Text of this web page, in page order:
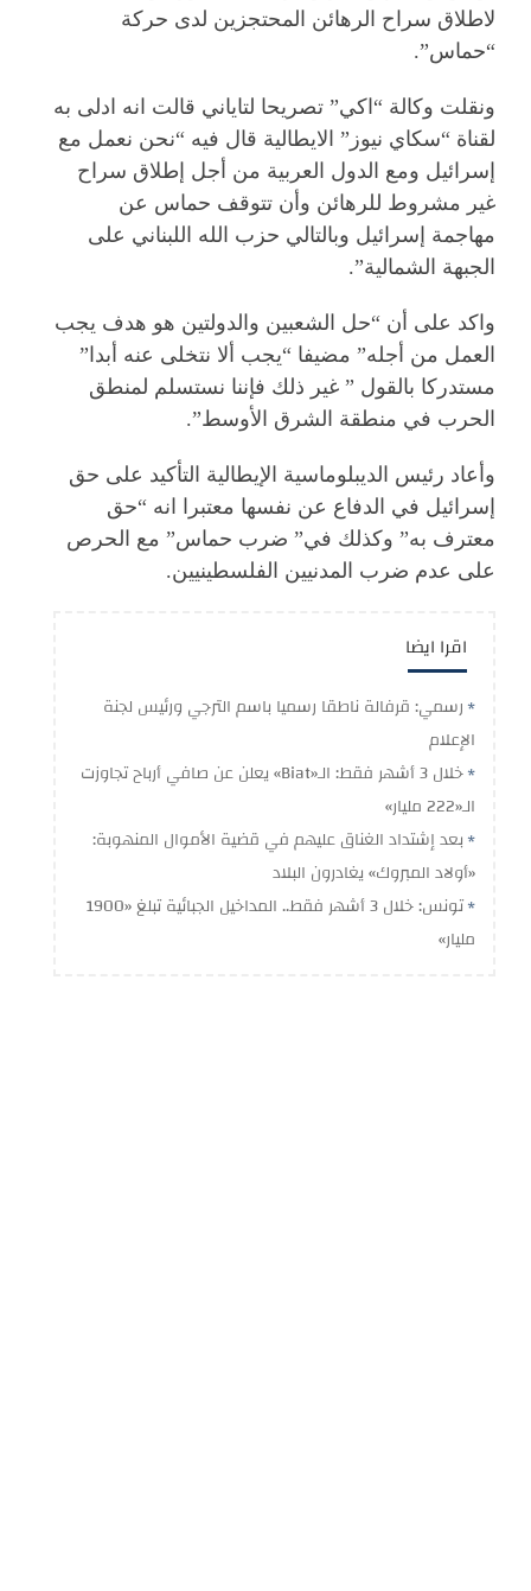
لاطلاق سراح الرهائن المحتجزين لدى حركة
“حماس”.
ونقلت وكالة “اكي” تصريحا لتاياني قالت انه ادلى به
لقناة “سكاي نيوز” الايطالية قال فيه “نحن نعمل مع
إسرائيل ومع الدول العربية من أجل إطلاق سراح
غير مشروط للرهائن وأن تتوقف حماس عن
مهاجمة إسرائيل وبالتالي حزب الله اللبناني على
الجبهة الشمالية”.
واكد على أن “حل الشعبين والدولتين هو هدف يجب
العمل من أجله” مضيفا “يجب ألا نتخلى عنه أبدا”
مستدركا بالقول ” غير ذلك فإننا نستسلم لمنطق
الحرب في منطقة الشرق الأوسط”.
وأعاد رئيس الديبلوماسية الإيطالية التأكيد على حق
إسرائيل في الدفاع عن نفسها معتبرا انه “حق
معترف به” وكذلك في” ضرب حماس” مع الحرص
على عدم ضرب المدنيين الفلسطينيين.
اقرا ايضا
رسمي: قرفالة ناطقا رسميا باسم الترجي ورئيس لجنة
الإعلام
خلال 3 أشهر فقط: الـ«Biat» يعلن عن صافي أرباح تجاوزت
الـ«222 مليار»
بعد إشتداد الغناق عليهم في قضية الأموال المنهوبة:
«أولاد المبروك» يغادرون البلاد
تونس: خلال 3 أشهر فقط.. المداخيل الجبائية تبلغ «1900
مليار»